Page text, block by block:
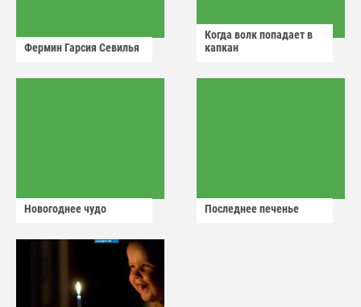
Фермин Гарсия Севилья
Когда волк попадает в
капкан
Новогоднее чудо Последнее печенье